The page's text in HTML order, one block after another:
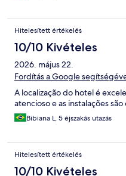
Hitelesített értékelés
10/10 Kivételes
2026. május 22.
Fordítás a Google
A localização do hotel é
atencioso e as instalações são
Bibiana L, 5 éjszakás utazás
Hitelesített értékelés
10/10 Kivételes